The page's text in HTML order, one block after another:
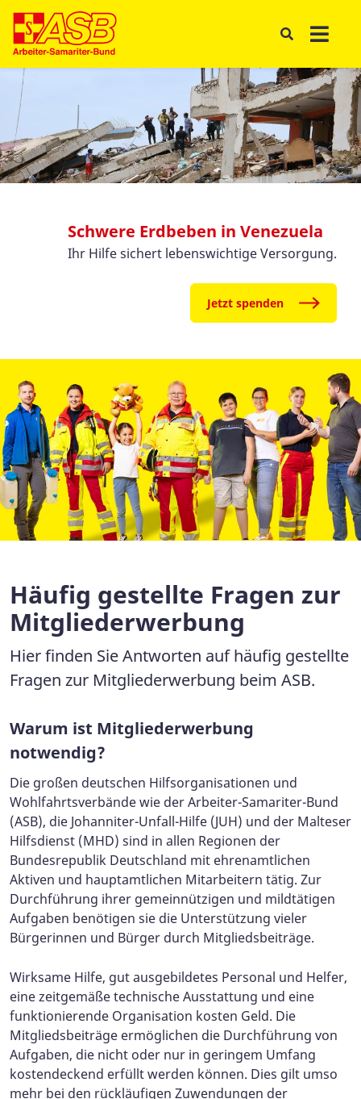
Schwere Erdbeben in Venezuela
Ihr Hilfe sichert lebenswichtige Versorgung.
Jetzt spenden
Häufig gestellte Fragen zur
Mitgliederwerbung
Hier finden Sie Antworten auf häufig gestellte
Fragen zur Mitgliederwerbung beim ASB.
Warum ist Mitgliederwerbung
notwendig?
Die großen deutschen Hilfsorganisationen und
Wohlfahrtsverbände wie der Arbeiter-Samariter-Bund
(ASB), die Johanniter-Unfall-Hilfe (JUH) und der Malteser
Hilfsdienst (MHD) sind in allen Regionen der
Bundesrepublik Deutschland mit ehrenamtlichen
Aktiven und hauptamtlichen Mitarbeitern tätig. Zur
Durchführung ihrer gemeinnützigen und mildtätigen
Aufgaben benötigen sie die Unterstützung vieler
Bürgerinnen und Bürger durch Mitgliedsbeiträge.
Wirksame Hilfe, gut ausgebildetes Personal und Helfer,
eine zeitgemäße technische Ausstattung und eine
funktionierende Organisation kosten Geld. Die
Mitgliedsbeiträge ermöglichen die Durchführung von
Aufgaben, die nicht oder nur in geringem Umfang
kostendeckend erfüllt werden können. Dies gilt umso
mehr bei den rückläufigen Zuwendungen der